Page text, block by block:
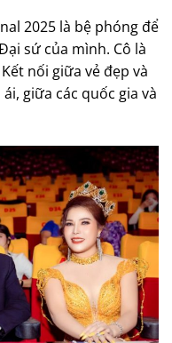
2025 là bệ phóng để
sứ của mình. Cô là
nối giữa vẻ đẹp và
giữa các quốc gia và